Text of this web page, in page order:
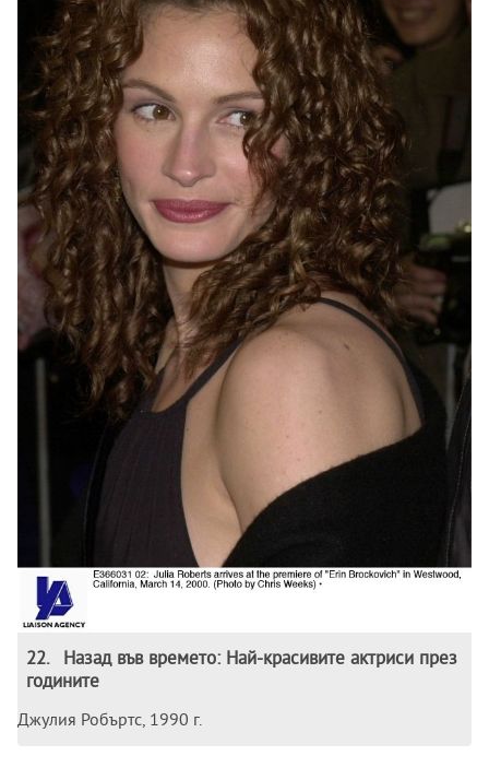
22.
Назад във времето: Най-красивите актриси през
годините
Джулия Робъртс, 1990 г.